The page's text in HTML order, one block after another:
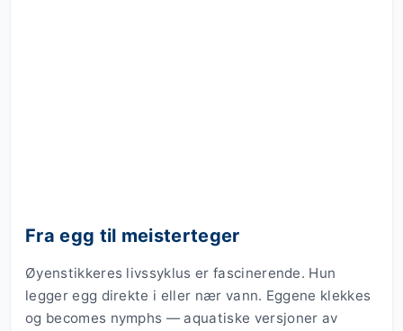
Fra egg til meisterteger
Øyenstikkeres livssyklus er fascinerende. Hun
legger egg direkte i eller nær vann. Eggene klekkes
og becomes nymphs — aquatiske versjoner av